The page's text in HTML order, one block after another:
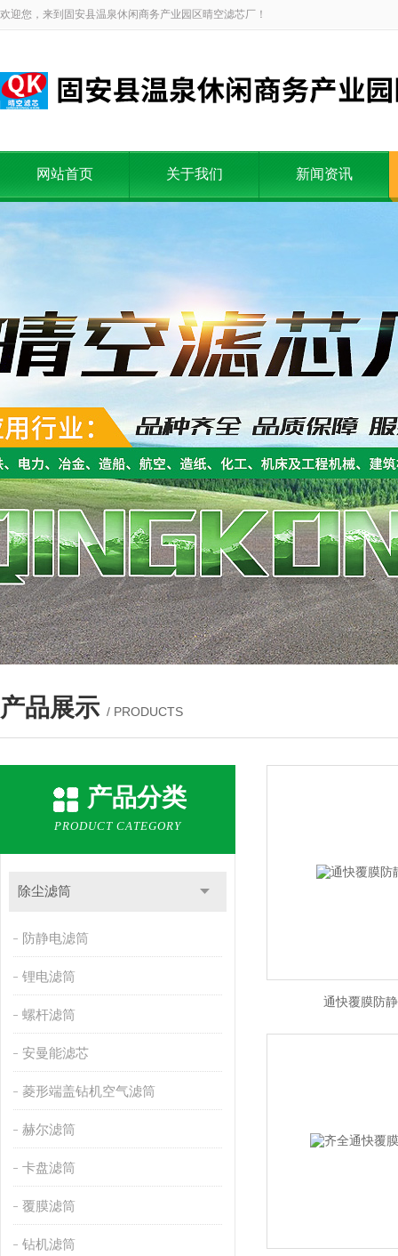
欢迎您，来到固安县温泉休闲商务产业园区晴空滤芯厂！
网站首页 关于我们 新闻资讯
产品展示 / PRODUCTS
产品分类
PRODUCT CATEGORY
除尘滤筒
防静电滤筒
锂电滤筒
螺杆滤筒
安曼能滤芯
菱形端盖钻机空气滤筒
赫尔滤筒
卡盘滤筒
覆膜滤筒
钻机滤筒
通快覆膜防